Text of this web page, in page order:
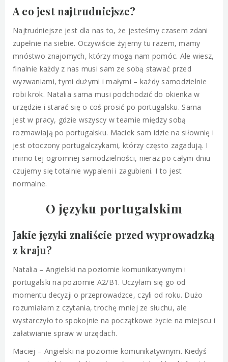
A co jest najtrudniejsze?
Najtrudniejsze jest dla nas to, że jesteśmy czasem zdani
zupełnie na siebie. Oczywiście żyjemy tu razem, mamy
mnóstwo znajomych, którzy mogą nam pomóc. Ale wiesz,
finalnie każdy z nas musi sam ze sobą stawać przed
wyzwaniami, tymi dużymi i małymi – każdy samodzielnie
robi krok. Natalia sama musi podchodzić do okienka w
urzędzie i starać się o coś prosić po portugalsku. Sama
jest w pracy, gdzie wszyscy w teamie między sobą
rozmawiają po portugalsku. Maciek sam idzie na siłownię i
jest otoczony portugalczykami, którzy często zagadują. I
mimo tej ogromnej samodzielności, nieraz po całym dniu
czujemy się totalnie wypaleni i zagubieni. I to jest
normalne.
O języku portugalskim
Jakie języki znaliście przed wyprowadzką
z kraju?
Natalia – Angielski na poziomie komunikatywnym i
portugalski na poziomie A2/B1. Uczyłam się go od
momentu decyzji o przeprowadzce, czyli od roku. Dużo
rozumiałam z czytania, trochę mniej ze słuchu, ale
wystarczyło to spokojnie na początkowe życie na miejscu i
załatwianie spraw w urzędach.
Maciej – Angielski na poziomie komunikatywnym. Kiedyś